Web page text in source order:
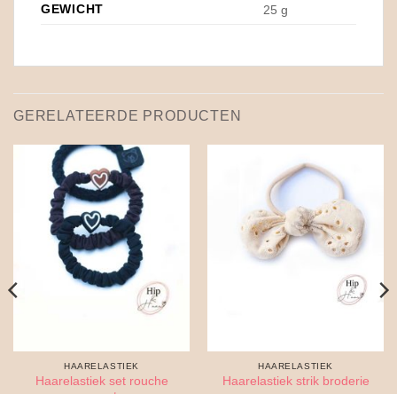
GEWICHT 25 g
GERELATEERDE PRODUCTEN
HAARELASTIEK
Haarelastiek set rouche
HAARELASTIEK
Haarelastiek strik broderie